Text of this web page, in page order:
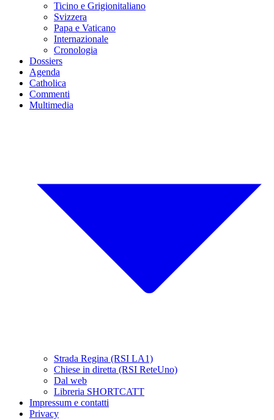
Ticino e Grigionitaliano
Svizzera
Papa e Vaticano
Internazionale
Cronologia
Dossiers
Agenda
Catholica
Commenti
Multimedia
Strada Regina (RSI LA1)
Chiese in diretta (RSI ReteUno)
Dal web
Libreria SHORTCATT
Impressum e contatti
Privacy